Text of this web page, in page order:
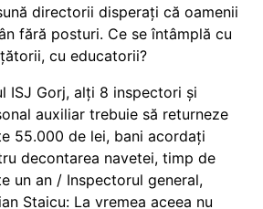
directorii disperați că oamenii
fără posturi. Ce se întâmplă cu
cu educatorii?
ISJ Gorj, alți 8 inspectori și
auxiliar trebuie să returneze
55.000 de lei, bani acordați
decontarea navetei, timp de
un an / Inspectorul general,
Staicu: La vremea aceea nu